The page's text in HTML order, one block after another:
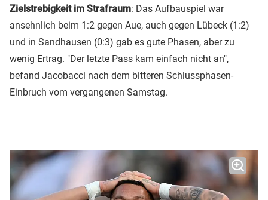
Zielstrebigkeit im Strafraum: Das Aufbauspiel war
ansehnlich beim 1:2 gegen Aue, auch gegen Lübeck (1:2)
und in Sandhausen (0:3) gab es gute Phasen, aber zu
wenig Ertrag. "Der letzte Pass kam einfach nicht an",
befand Jacobacci nach dem bitteren Schlussphasen-
Einbruch vom vergangenen Samstag.